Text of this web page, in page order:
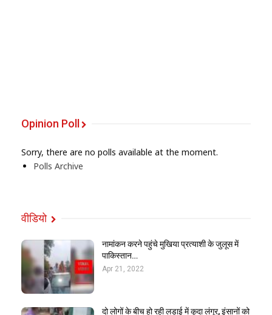
Opinion Poll
Sorry, there are no polls available at the moment.
Polls Archive
वीडियो
नामांकन करने पहुंचे मुखिया प्रत्याशी के जुलूस में
पाकिस्तान…
Apr 21, 2022
दो लोगों के बीच हो रही लड़ाई में कूदा लंगूर, इंसानों को